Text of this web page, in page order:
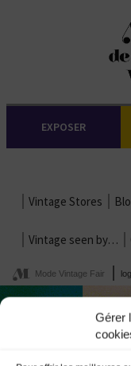
Gérer
EXPOSER
Vintage Stores
Vintage seen by…
Mode Vintage Fair